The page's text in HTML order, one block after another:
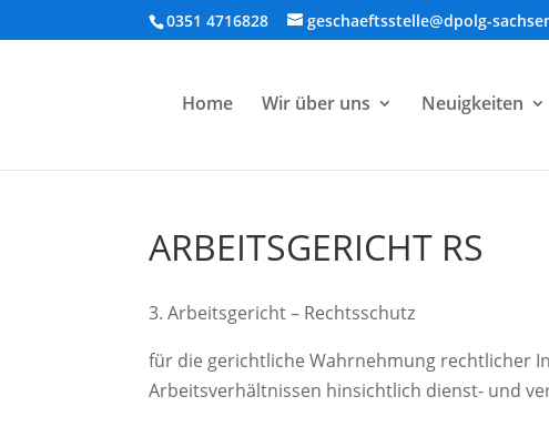
0351 4716828 geschaeftsstelle@dpolg-
Home Wir über uns Neuigkeiten
ARBEITSGERICHT RS
3. Arbeitsgericht – Rechtsschutz
für die gerichtliche Wahrnehmung rechtlicher
Arbeitsverhältnissen hinsichtlich dienst- und